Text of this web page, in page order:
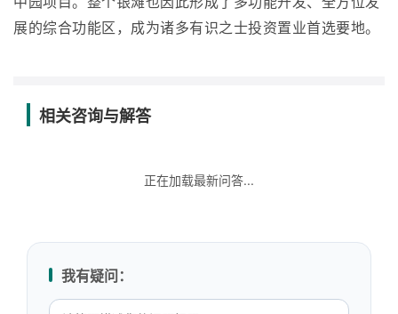
展的综合功能区，成为诸多有识之士投资置业首选要地。
相关咨询与解答
正在加载最新问答...
我有疑问：